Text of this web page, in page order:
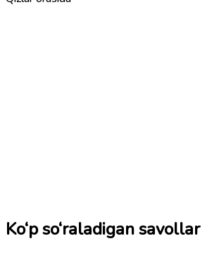
Ko‘p so‘raladigan savollar